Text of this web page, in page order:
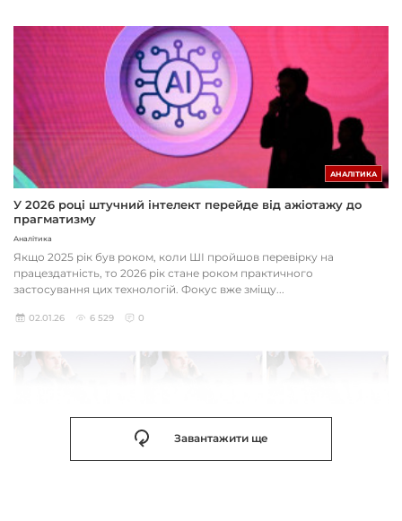
АНАЛІТИКА
У 2026 році штучний інтелект перейде від ажіотажу до
прагматизму
Аналітика
Якщо 2025 рік був роком, коли ШІ пройшов перевірку на
працездатність, то 2026 рік стане роком практичного
застосування цих технологій. Фокус вже зміщу...
02.01.26 6 529 0
Завантажити ще